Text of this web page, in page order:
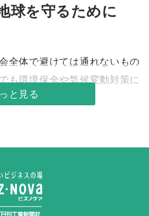
球を守るために
全体で避けては通れないもの
も環境保全や気候変動対策に
いる。
産、大量消費、大量廃棄な
いことが問題視されている。